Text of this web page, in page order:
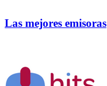
Las mejores emisoras